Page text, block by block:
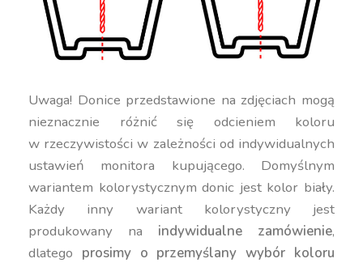
Uwaga! Donice przedstawione na zdjęciach mogą
nieznacznie różnić się odcieniem koloru
w rzeczywistości w zależności od indywidualnych
ustawień monitora kupującego. Domyślnym
wariantem kolorystycznym donic jest kolor biały.
Każdy inny wariant kolorystyczny jest
produkowany na indywidualne zamówienie,
dlatego prosimy o przemyślany wybór koloru